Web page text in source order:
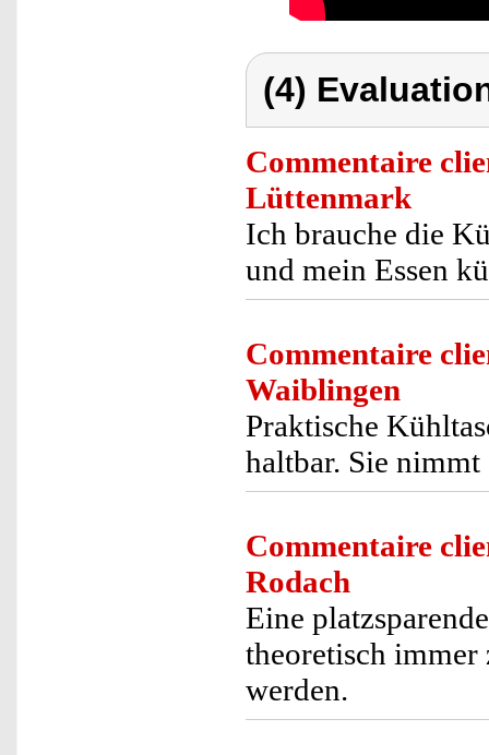
(4)
Commentaire
Lüttenmark
Ich brauche die
und mein Essen
Commentaire
Waiblingen
Praktische
haltbar. Sie
Commentaire
Rodach
Eine
theoretisch immer
werden.